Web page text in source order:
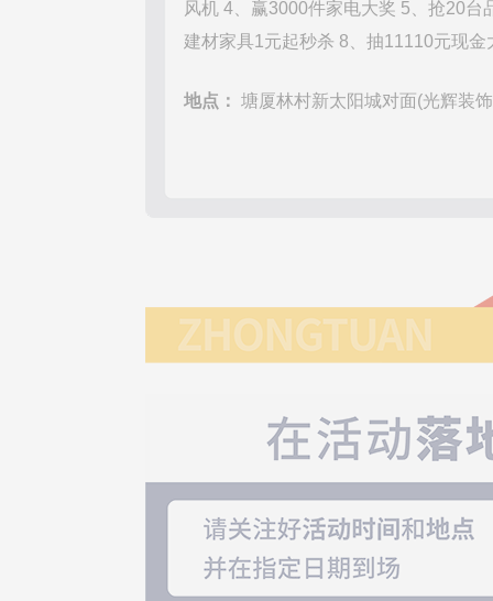
风机 4、赢3000件家电大奖 5、抢20
建材家具1元起秒杀 8、抽11110元现金
地点： 塘厦林村新太阳城对面(光辉装